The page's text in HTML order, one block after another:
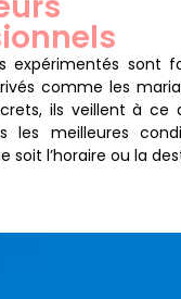
expérimentés sont
comme les
ils veillent à ce
les meilleures
soit l’horaire ou la